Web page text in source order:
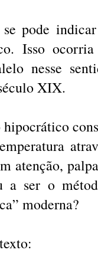
pode
Isso
nesse
XIX.
atenção,
a ser o
moderna?